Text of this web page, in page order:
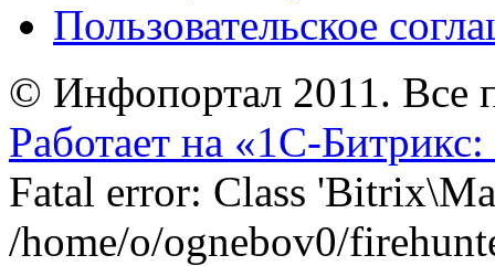
Пользовательское
© Инфопортал 2011. Все
Работает на «1С-
Fatal error: Class
/home/o/ognebov0/